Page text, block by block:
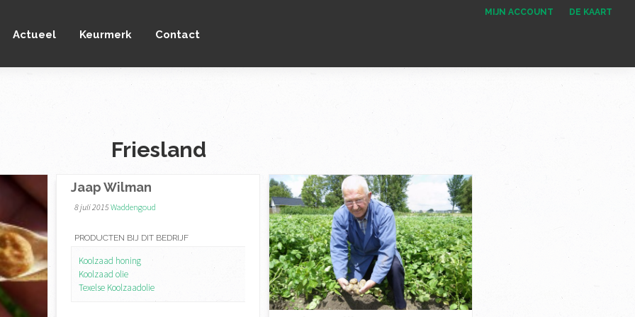
MIJN ACCOUNT DE KAART
Actueel Keurmerk Contact
Friesland
Jaap Wilman
8 juli 2015Waddengoud
PRODUCTEN BIJ DIT BEDRIJF
Koolzaad honing
Koolzaad olie
Texelse Koolzaadolie